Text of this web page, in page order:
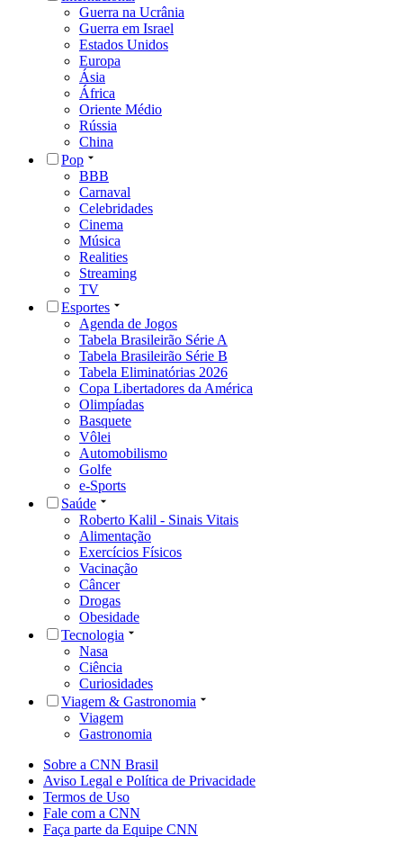
Guerra na Ucrânia
Guerra em Israel
Estados Unidos
Europa
Ásia
África
Oriente Médio
Rússia
China
Pop
BBB
Carnaval
Celebridades
Cinema
Música
Realities
Streaming
TV
Esportes
Agenda de Jogos
Tabela Brasileirão Série A
Tabela Brasileirão Série B
Tabela Eliminatórias 2026
Copa Libertadores da América
Olimpíadas
Basquete
Vôlei
Automobilismo
Golfe
e-Sports
Saúde
Roberto Kalil - Sinais Vitais
Alimentação
Exercícios Físicos
Vacinação
Câncer
Drogas
Obesidade
Tecnologia
Nasa
Ciência
Curiosidades
Viagem & Gastronomia
Viagem
Gastronomia
Sobre a CNN Brasil
Aviso Legal e Política de Privacidade
Termos de Uso
Fale com a CNN
Faça parte da Equipe CNN